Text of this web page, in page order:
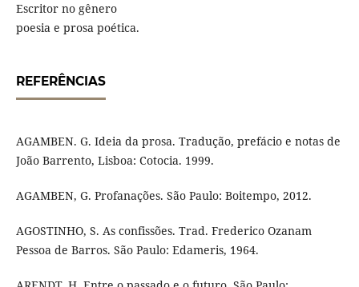
Escritor no gênero
poesia e prosa poética.
REFERÊNCIAS
AGAMBEN. G. Ideia da prosa. Tradução, prefácio e notas de
João Barrento, Lisboa: Cotocia. 1999.
AGAMBEN, G. Profanações. São Paulo: Boitempo, 2012.
AGOSTINHO, S. As confissões. Trad. Frederico Ozanam
Pessoa de Barros. São Paulo: Edameris, 1964.